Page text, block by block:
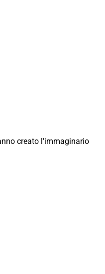
creato l’immaginario